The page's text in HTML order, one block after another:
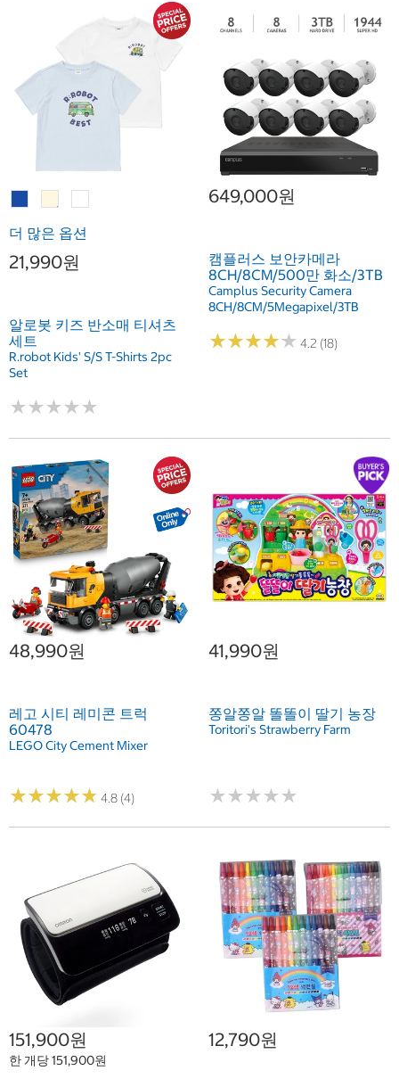
더 많은 옵션
21,990원
알로봇 키즈 반소매 티셔츠
세트
R.robot Kids' S/S T-Shirts 2pc
Set
★★★★★
★★★★★
649,000원
캠플러스 보안카메라
8CH/8CM/500만 화소/3TB
Camplus Security Camera
8CH/8CM/5Megapixel/3TB
★★★★★
★★★★★ 4.2 (18)
48,990원
레고 시티 레미콘 트럭
60478
LEGO City Cement Mixer
★★★★★
★★★★★ 4.8 (4)
41,990원
쫑알쫑알 똘똘이 딸기 농장
Toritori's Strawberry Farm
★★★★★
★★★★★
151,900원
한 개당 151,900원
12,790원